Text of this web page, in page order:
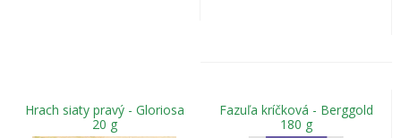
Hrach siaty pravý - Gloriosa
20 g
Fazuľa kríčková - Berggold
180 g